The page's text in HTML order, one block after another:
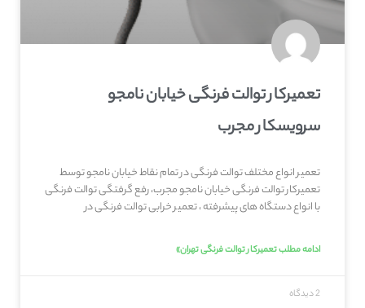
تعمیرکار توالت فرنگی خیابان نامجو
سرویسکار مجرب
تعمیر انواع مختلف توالت فرنگی در تمام نقاط خیابان نامجو توسط
تعمیرکار توالت فرنگی خیابان نامجو مجرب، رفع گرفتگی توالت فرنگی
با انواع دستگاه های پیشرفته ، تعمیر خرابی توالت فرنگی در
ادامه مطلب تعمیرکار توالت فرنگی تهران»
2 دیدگاه